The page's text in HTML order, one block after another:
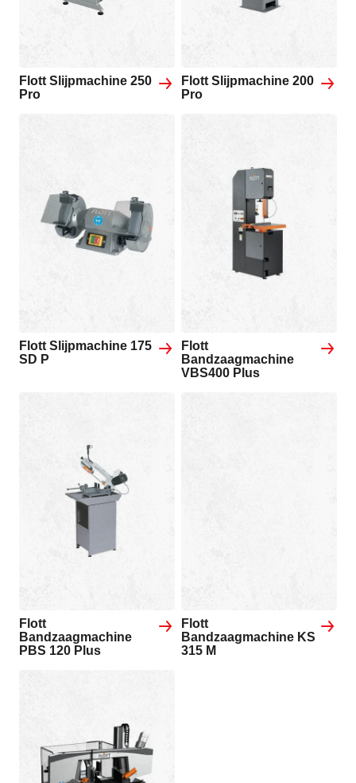
Flott Slijpmachine 250
Pro
Flott Slijpmachine 200
Pro
Flott Slijpmachine 175
SD P
Flott
Bandzaagmachine
VBS400 Plus
Flott
Bandzaagmachine
PBS 120 Plus
Flott
Bandzaagmachine KS
315 M